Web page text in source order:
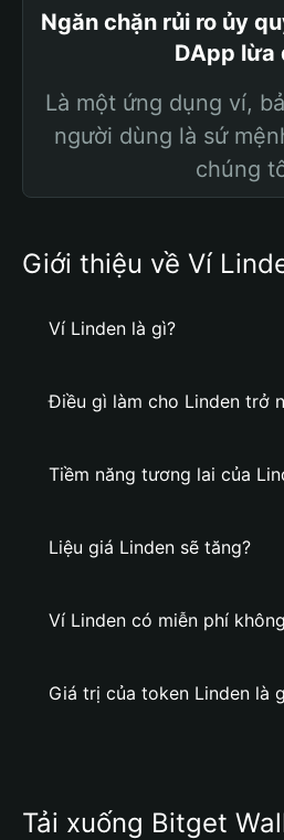
Ngăn chặn rủi ro ủy
DApp lừa
Là một ứng dụng ví,
người dùng là sứ
chúng
Giới thiệu về Ví
Ví Linden là gì?
Điều gì làm cho Linden trở
Tiềm năng tương lai của
Liệu giá Linden sẽ tăng?
Ví Linden có miễn phí
Giá trị của token Linden là
Tải xuống Bitget